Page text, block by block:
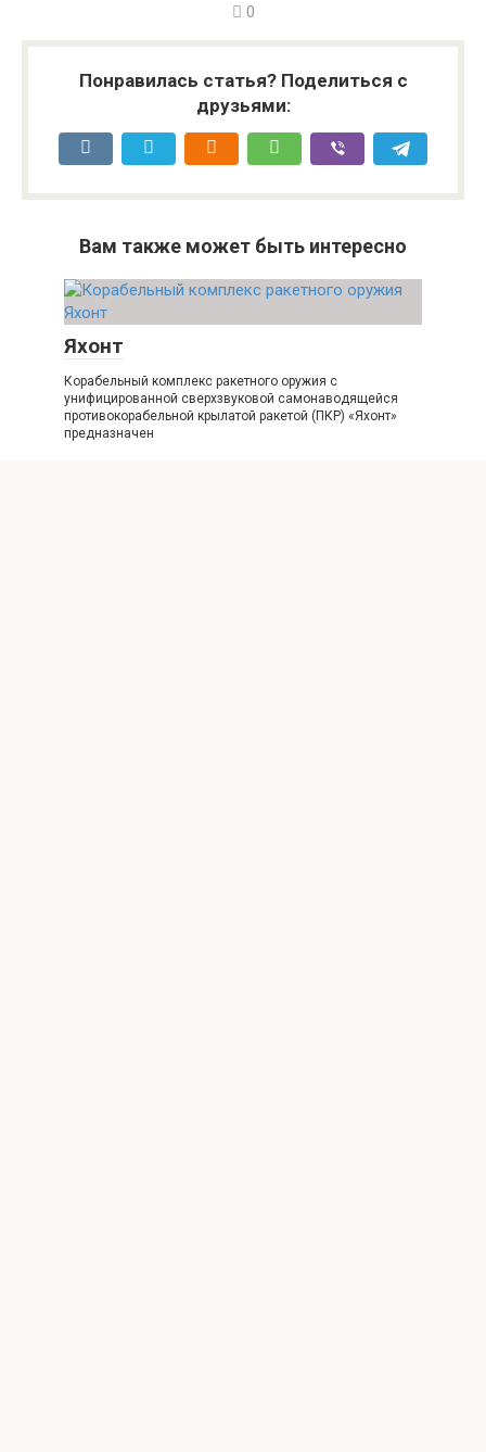
0
Понравилась статья? Поделиться с
друзьями:
Вам также может быть интересно
Яхонт
Корабельный комплекс ракетного оружия с
унифицированной сверхзвуковой самонаводящейся
противокорабельной крылатой ракетой (ПКР) «Яхонт»
предназначен